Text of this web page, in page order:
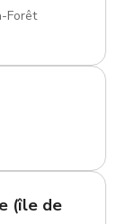
Forêt
(île de